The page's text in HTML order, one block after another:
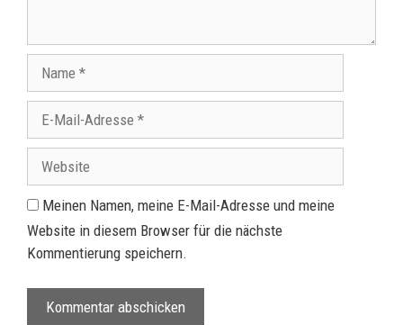
Meinen Namen, meine E-Mail-Adresse und meine
Website in diesem Browser für die nächste
Kommentierung speichern.